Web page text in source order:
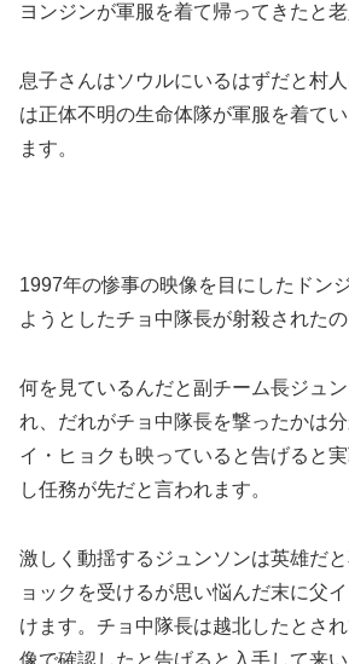
ヨンジンが軍服を着て帰ってきたと
息子さんはソウルにいるはずだと村
は正体不明の生命体隊が軍服を着て
ます。
1997年の惨事の映像を目にしたドン
ようとしたチョ中隊長が射殺されたの
何を見ているんだと副チーム長ジュ
れ、だれがチョ中隊長を撃ったかは
イ・ヒョクも映っていると告げると
し任務が先だと言われます。
激しく動揺するジュンソンは英雄だ
ョックを受けるが思い悩んだ末に父
けます。チョ中隊長は越北したとさ
像で確認したと告げると入手して来